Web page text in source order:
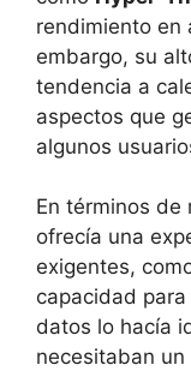
rendimiento en
embargo, su
tendencia a
aspectos que
algunos
En términos de
ofrecía una
exigentes,
capacidad
datos lo hacía
necesitaban